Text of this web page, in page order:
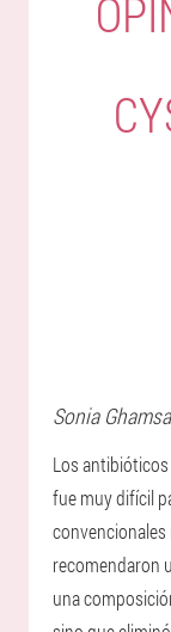
Sonia
Los
fue muy difícil
recomendaron
una